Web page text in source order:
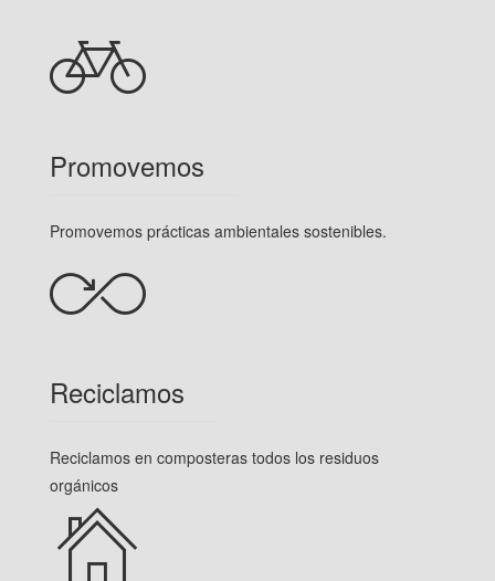
Promovemos
Promovemos prácticas ambientales sostenibles.
Reciclamos
Reciclamos en composteras todos los residuos
orgánicos